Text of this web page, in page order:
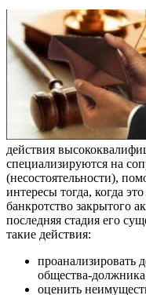
действия
специализируются на
(несостоятельности),
интересы тогда, когда
банкротство закрытого
последняя стадия его
такие действия:
проанализировать
общества-
оценить